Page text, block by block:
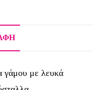
γάμου με λευκά